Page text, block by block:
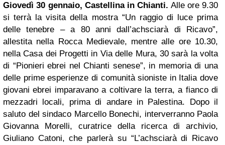
Giovedì 30 gennaio, Castellina in Chianti. Alle ore 9.30
si terrà la visita della mostra “Un raggio di luce prima
delle tenebre – a 80 anni dall’achsciarà di Ricavo”,
allestita nella Rocca Medievale, mentre alle ore 10.30,
nella Casa dei Progetti in Via delle Mura, 30 sarà la volta
di “Pionieri ebrei nel Chianti senese”, in memoria di una
delle prime esperienze di comunità sioniste in Italia dove
giovani ebrei imparavano a coltivare la terra, a fianco di
mezzadri locali, prima di andare in Palestina. Dopo il
saluto del sindaco Marcello Bonechi, interverranno Paola
Giovanna Morelli, curatrice della ricerca di archivio,
Giuliano Catoni, che parlerà su “L’achsciarà di Ricavo